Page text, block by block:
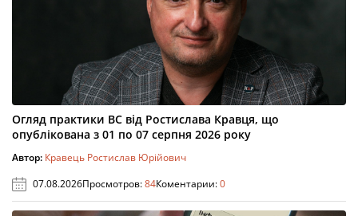
Огляд практики ВС від Ростислава Кравця, що
опублікована з 01 по 07 серпня 2026 року
Автор: Кравець Ростислав Юрійович
07.08.2026Просмотров:84Коментарии:0